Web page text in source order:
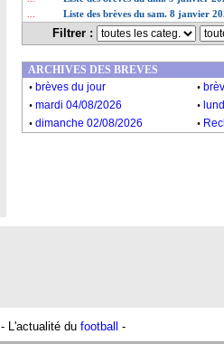
Liste des brèves du sam. 8 janvier
Filtrer :
ARCHIVES DES BREVES
. brèves du jour .
. mardi 04/08/2026 .
. dimanche 02/08/2026 .
- L'actualité du football -